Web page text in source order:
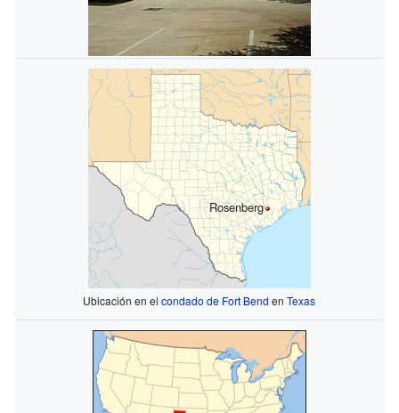
Rosenberg
Ubicación en elcondado de Fort Bend enTexas